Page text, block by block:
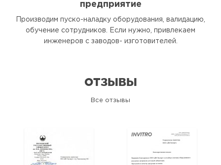
предприятие
Производим пуско-наладку оборудования, валидацию,
обучение сотрудников. Если нужно, привлекаем
инженеров с заводов- изготовителей.
ОТЗЫВЫ
Все отзывы